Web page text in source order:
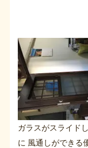
ガラスがスライド
に 風通しができる